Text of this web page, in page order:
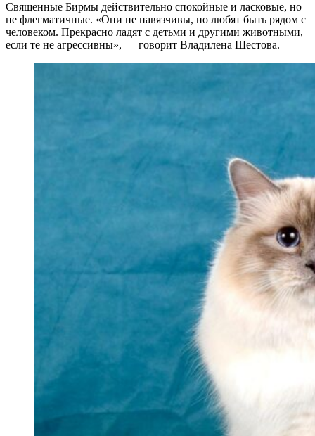
Священные Бирмы действительно спокойные и ласковые, но
не флегматичные. «Они не навязчивы, но любят быть рядом с
человеком. Прекрасно ладят с детьми и другими животными,
если те не агрессивны», — говорит Владилена Шестова.